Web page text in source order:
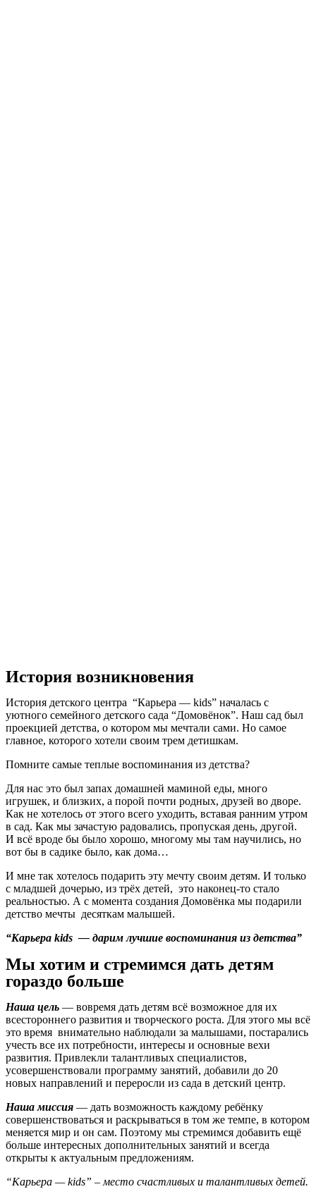
История возникновения
История детского центра “Карьера — kids” началась с
уютного семейного детского сада “Домовёнок”. Наш сад был
проекцией детства, о котором мы мечтали сами. Но самое
главное, которого хотели своим трем детишкам.
Помните самые теплые воспоминания из детства?
Для нас это был запах домашней маминой еды, много
игрушек, и близких, а порой почти родных, друзей во дворе.
Как не хотелось от этого всего уходить, вставая ранним утром
в сад. Как мы зачастую радовались, пропуская день, другой.
И всё вроде бы было хорошо, многому мы там научились, но
вот бы в садике было, как дома…
И мне так хотелось подарить эту мечту своим детям. И только
с младшей дочерью, из трёх детей, это наконец-то стало
реальностью. А с момента создания Домовёнка мы подарили
детство мечты десяткам малышей.
“Карьера kids — дарим лучшие воспоминания из детства”
Мы хотим и стремимся дать детям
гораздо больше
Наша цель — вовремя дать детям всё возможное для их
всестороннего развития и творческого роста. Для этого мы всё
это время внимательно наблюдали за малышами, постарались
учесть все их потребности, интересы и основные вехи
развития. Привлекли талантливых специалистов,
усовершенствовали программу занятий, добавили до 20
новых направлений и переросли из сада в детский центр.
Наша миссия — дать возможность каждому ребёнку
совершенствоваться и раскрываться в том же темпе, в котором
меняется мир и он сам. Поэтому мы стремимся добавить ещё
больше интересных дополнительных занятий и всегда
открыты к актуальным предложениям.
“Карьера — kids” – место счастливых и талантливых детей.